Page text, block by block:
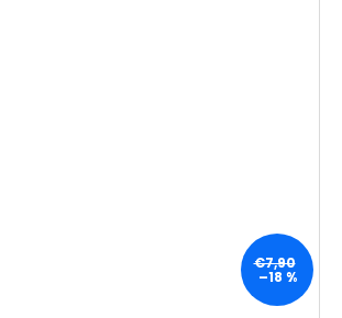
€7,90
–18 %